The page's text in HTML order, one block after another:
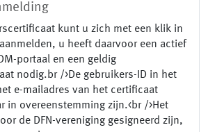
kunt u zich met een klik in
u heeft daarvoor een actief
portaal en een geldig
nodig.br />De gebruikers-ID in het
e-mailadres van het certificaat
in overeenstemming zijn.<br />Het
de DFN-vereniging gesigneerd zijn,